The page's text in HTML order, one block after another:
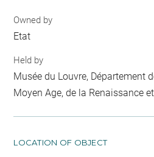
Owned by
Etat
Held by
Musée du Louvre, Département
Moyen Age, de la Renaissance
LOCATION OF OBJECT